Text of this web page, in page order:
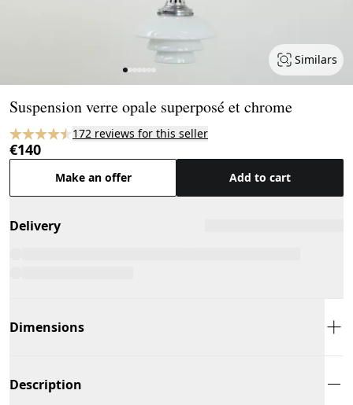
Similars
Suspension verre opale superposé et chrome
172 reviews for this seller
€140
Make an offer Add to cart
Delivery
Dimensions
Description